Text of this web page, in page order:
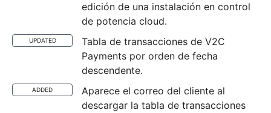
edición de una instalación en control
de potencia cloud.
UPDATED
Tabla de transacciones de V2C
Payments por orden de fecha
descendente.
ADDED
Aparece el correo del cliente al
descargar la tabla de transacciones